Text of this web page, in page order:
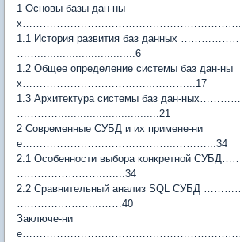
1 Основы базы дан-ны
1.1 История развития баз данных
……...............................6
1.2 Общее определение системы баз дан-ны
х………………………………...………...17
1.3 Архитектура системы баз дан-
…………................................21
2 Современные СУБД и их примене-ни
е……………………………………...………...34
2.1 Особенности выбора конкретной
……………………..…...34
2.2 Сравнительный анализ SQL СУБД
………….………...……40
Заключе-ни